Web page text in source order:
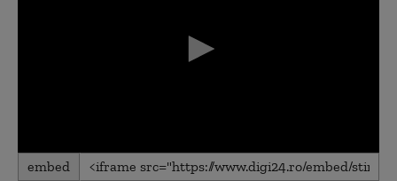
0
seconds
embed